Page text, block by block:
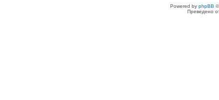
Powered by phpBB
Преведено